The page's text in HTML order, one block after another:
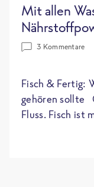
Mit allen
3 Kommentare
Fisch & Fertig:
gehören sollte
Fluss. Fisch ist